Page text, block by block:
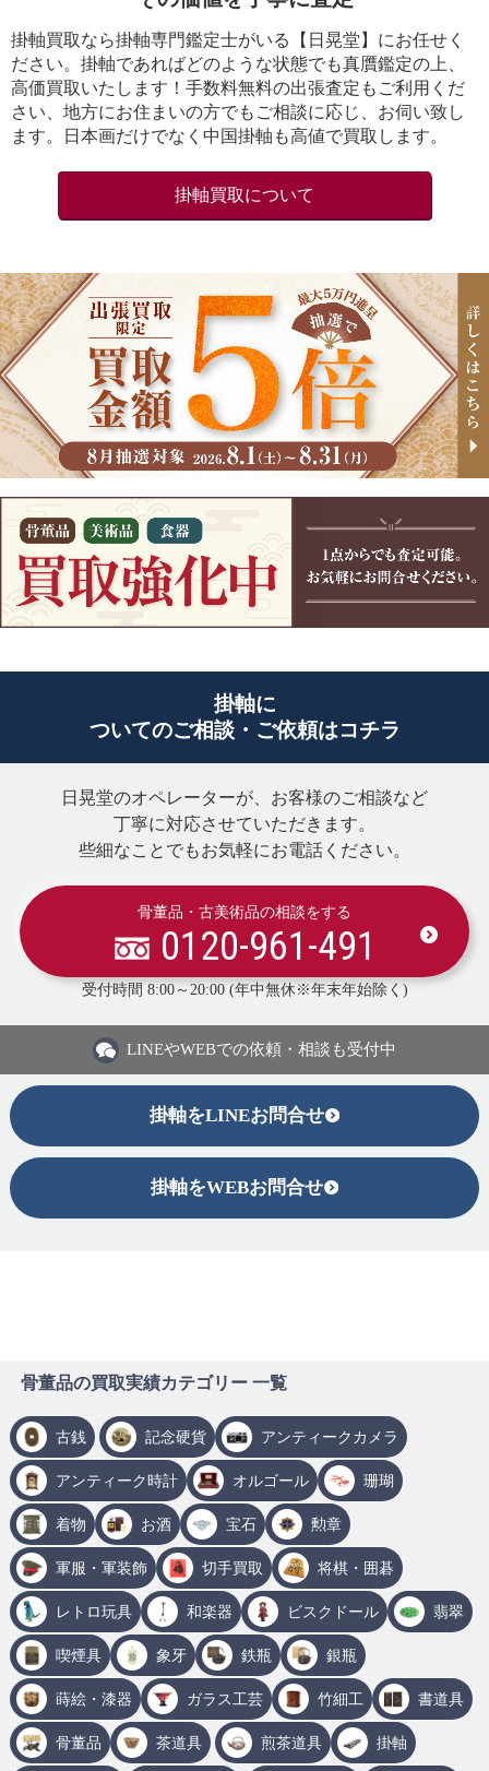
掛軸買取なら掛軸専門鑑定士がいる【日晃堂】にお任せく
ださい。掛軸であればどのような状態でも真贋鑑定の上、
高価買取いたします！手数料無料の出張査定もご利用くだ
さい、地方にお住まいの方でもご相談に応じ、お伺い致し
ます。日本画だけでなく中国掛軸も高値で買取します。
掛軸買取について
掛軸に
ついてのご相談・ご依頼はコチラ
日晃堂のオペレーターが、お客様のご相談など
丁寧に対応させていただきます。
些細なことでもお気軽にお電話ください。
骨董品・古美術品の相談をする
0120-961-491
受付時間 8:00～20:00 (年中無休※年末年始除く)
LINEやWEBでの依頼・相談も受付中
掛軸をLINEお問合せ
掛軸をWEBお問合せ
骨董品の買取実績カテゴリー 一覧
古銭 記念硬貨 アンティークカメラ
アンティーク時計 オルゴール 珊瑚
着物 お酒 宝石 勲章
軍服・軍装飾 切手買取 将棋・囲碁
レトロ玩具 和楽器 ビスクドール 翡翠
喫煙具 象牙 鉄瓶 銀瓶
蒔絵・漆器 ガラス工芸 竹細工 書道具
骨董品 茶道具 煎茶道具 掛軸